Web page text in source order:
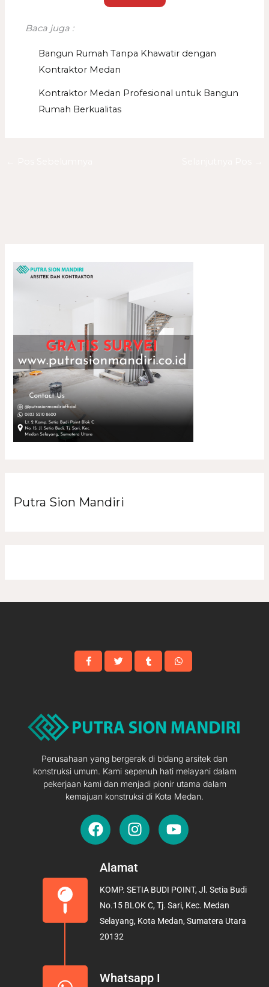
Baca juga :
Bangun Rumah Tanpa Khawatir dengan
Kontraktor Medan
Kontraktor Medan Profesional untuk Bangun
Rumah Berkualitas
Putra Sion Mandiri
Perusahaan yang bergerak di bidang arsitek dan
konstruksi umum. Kami sepenuh hati melayani dalam
pekerjaan kami dan menjadi pionir utama dalam
kemajuan konstruksi di Kota Medan.
F
a
e
o
o
k
I
n
t
g
r
a
Y
o
b
e
Alamat
KOMP. SETIA BUDI POINT, Jl. Setia Budi
No.15 BLOK C, Tj. Sari, Kec. Medan
Selayang, Kota Medan, Sumatera Utara
20132
Whatsapp I